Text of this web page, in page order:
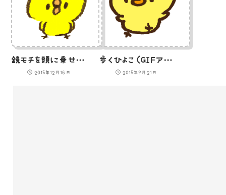
鏡モチを頭に乗せたひよこ（GIFアニメ）のイラスト
2015年12月16日
歩くひよこ（GIFアニメ）のイラスト
2015年9月21日